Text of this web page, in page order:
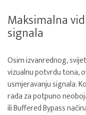
Maksimalna
signala
Osim izvanrednog,
vizualnu potvrdu tona,
usmjeravanju signala.
rada za potpuno
ili Buffered Bypass